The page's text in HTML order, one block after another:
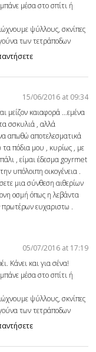
μέσα στο σπίτι ή
ψύλλους, σκνίπες
των τετράποδων
15/06/2016 at 09:34
μείζον καιαφορά …εμένα
σσκυλιά , αλλά
απωθώ αποτελεσματικά
πόδια μου , κυρίως , με
, είμαι έδεσμα goyrmet
υπόλοιπη οικογένεια .
μια σύνθεση αιθερίων
οσμή όπως η λεβάντα
πρωτέρων ευχαριστω .
05/07/2016 at 17:19
Κάνει και για σένα!
μέσα στο σπίτι ή
ψύλλους, σκνίπες
των τετράποδων